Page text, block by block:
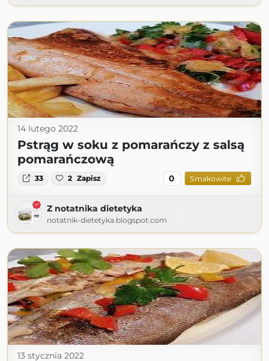
14 lutego 2022
Pstrąg w soku z pomarańczy z salsą
pomarańczową
33 2 Zapisz 0 Smakowite
Z notatnika dietetyka
notatnik-dietetyka.blogspot.com
13 stycznia 2022